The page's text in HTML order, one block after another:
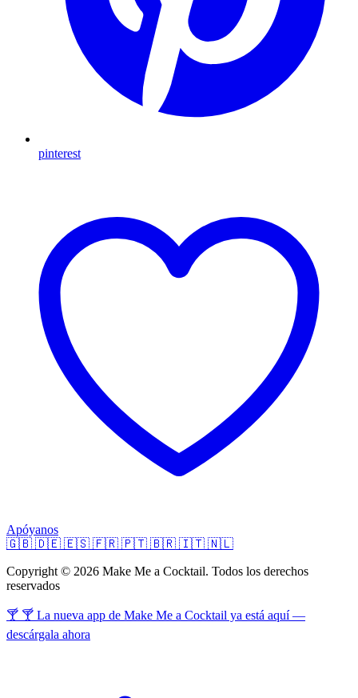
pinterest
Apóyanos
🇬🇧 🇩🇪 🇪🇸 🇫🇷 🇵🇹 🇧🇷 🇮🇹 🇳🇱
Copyright © 2026 Make Me a Cocktail. Todos los derechos
reservados
🍸 🍸 La nueva app de Make Me a Cocktail ya está aquí —
descárgala ahora